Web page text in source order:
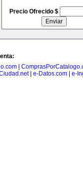
Precio Ofrecido $
|
| e-Datos.com| e-